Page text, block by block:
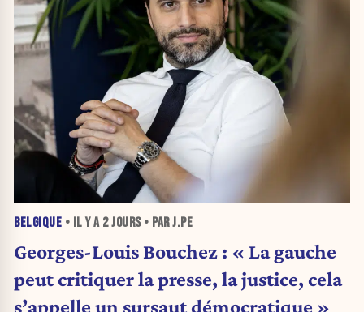
BELGIQUE • IL Y A 2 JOURS• PAR J.PE
Georges-Louis Bouchez : « La gauche
peut critiquer la presse, la justice, cela
s’appelle un sursaut démocratique »